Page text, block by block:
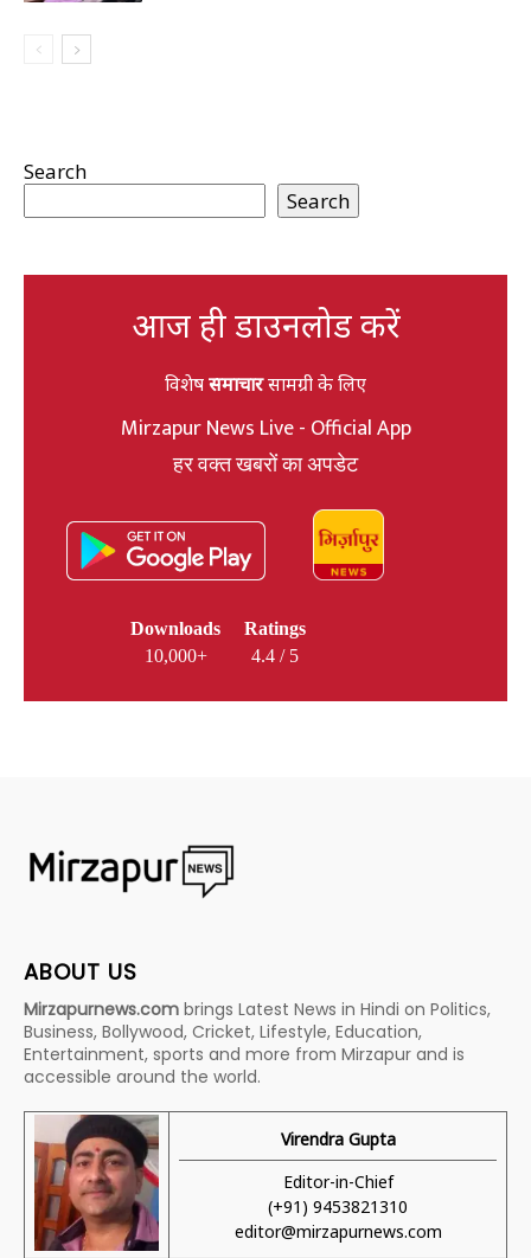
Search
Search
आज ही डाउनलोड करें
विशेषसमाचारसामग्री के लिए
Mirzapur News Live - Official App
हर वक्त खबरों का अपडेट
Downloads
10,000+
Ratings
4.4 / 5
ABOUT US
Mirzapurnews.com brings Latest News in Hindi on Politics,
Business, Bollywood, Cricket, Lifestyle, Education,
Entertainment, sports and more from Mirzapur and is
accessible around the world.
Virendra Gupta
Editor-in-Chief
(+91) 9453821310
editor@mirzapurnews.com